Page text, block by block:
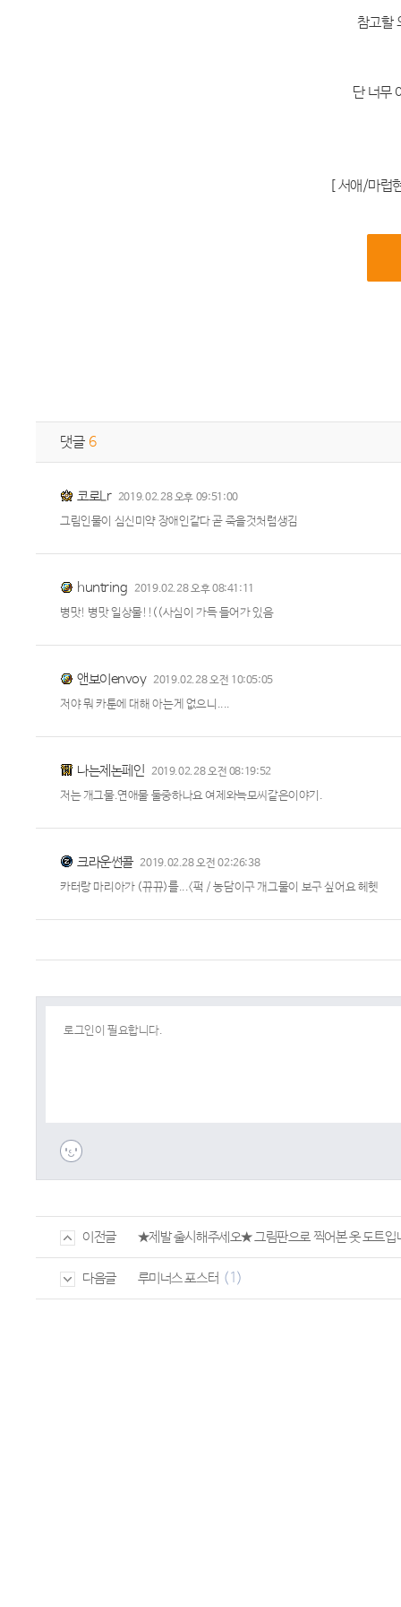
참고할
단 너무
[ 서애/마럽
댓글 6
코로Lr 2019.02.28 오후 09:51:00
그림인물이 심신미약 장애인같다 곧 죽을것처럼생김
huntring 2019.02.28 오후 08:41:11
병맛! 병맛 일상물!!((사심이 가득 들어가 있음
앤보이envoy 2019.02.28 오전 10:05:05
저야 뭐 카툰에 대해 아는게 없으니....
나는제논페인 2019.02.28 오전 08:19:52
저는 개그물.연애물 둘중하나요 여제와늑모씨같은이야기.
크라운썬콜 2019.02.28 오전 02:26:38
카터랑 마리아가 (뀨뀨)를...<퍽 / 농담이구 개그물이 보구 싶어요 헤헷
이전글 ★제발 출시해주세오★ 그림판으로 찍어본 옷 도트입
다음글 루미너스 포스터 (1)